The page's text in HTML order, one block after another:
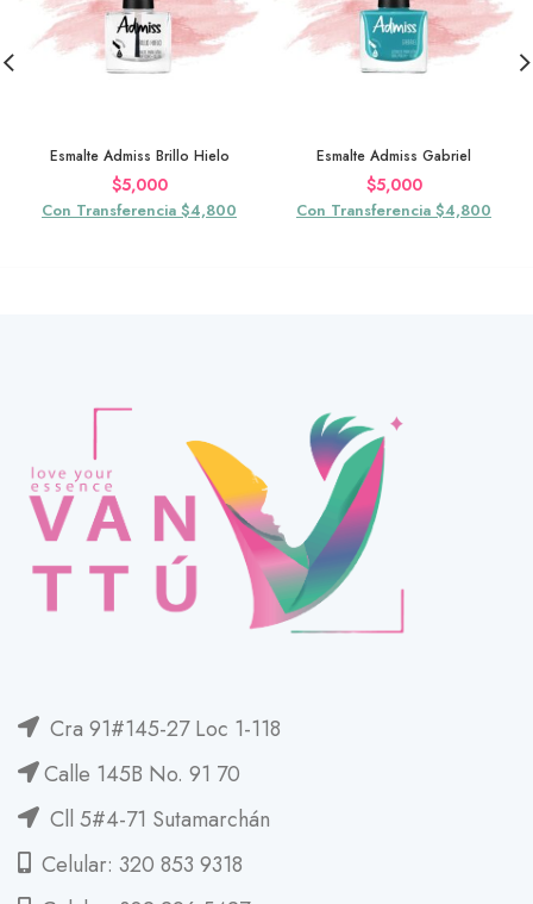
Esmalte Admiss Brillo Hielo
$5,000
Con Transferencia $4,800
Esmalte Admiss Gabriel
$5,000
Con Transferencia $4,800
Cra 91#145-27 Loc 1-118
Calle 145B No. 91 70
Cll 5#4-71 Sutamarchán
Celular: 320 853 9318